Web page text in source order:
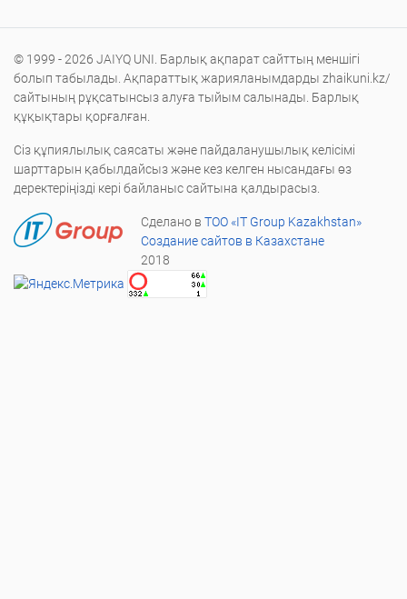
© 1999 - 2026 JAIYQ UNI. Барлық ақпарат сайттың меншігі
болып табылады. Ақпараттық жарияланымдарды zhaikuni.kz/
сайтының рұқсатынсыз алуға тыйым салынады. Барлық
құқықтары қорғалған.
Сіз құпиялылық саясаты және пайдаланушылық келісімі
шарттарын қабылдайсыз және кез келген нысандағы өз
деректеріңізді кері байланыс сайтына қалдырасыз.
Сделано в ТОО «IT Group Kazakhstan»
Создание сайтов в Казахстане
2018